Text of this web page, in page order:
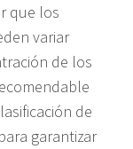
que los
variar
de los
de
garantizar